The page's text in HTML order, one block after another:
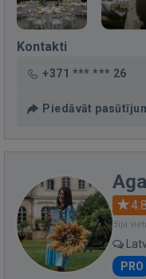
Kontakti
+371 *** *** 26
Piedāvāt
4.8
Bija
PRO